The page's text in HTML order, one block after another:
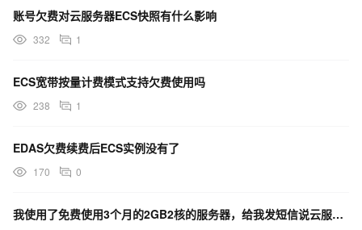
账号欠费对云服务器ECS快照有什么影响
332 1
ECS宽带按量计费模式支持欠费使用吗
238 1
EDAS欠费续费后ECS实例没有了
170 0
我使用了免费使用3个月的2GB2核的服务器，给我发短信说云服务器欠费了，免费使用为什么还要交费